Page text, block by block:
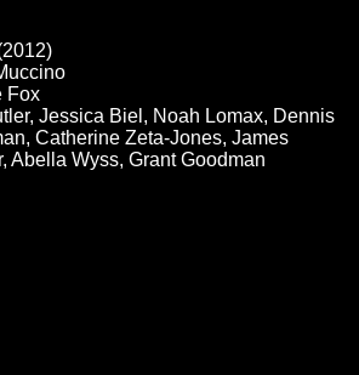
Fox
Jessica Biel, Noah Lomax, Dennis
Catherine Zeta-Jones, James
Abella Wyss, Grant Goodman